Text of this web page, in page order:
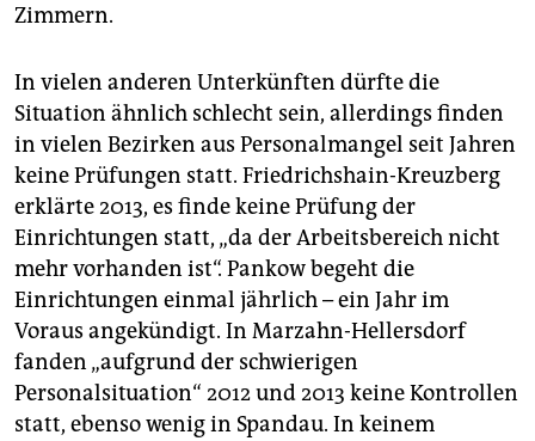
Zimmern.
In vielen anderen Unterkünften dürfte die
Situation ähnlich schlecht sein, allerdings finden
in vielen Bezirken aus Personalmangel seit Jahren
keine Prüfungen statt. Friedrichshain-Kreuzberg
erklärte 2013, es finde keine Prüfung der
Einrichtungen statt, „da der Arbeitsbereich nicht
mehr vorhanden ist“. Pankow begeht die
Einrichtungen einmal jährlich – ein Jahr im
Voraus angekündigt. In Marzahn-Hellersdorf
fanden „aufgrund der schwierigen
Personalsituation“ 2012 und 2013 keine Kontrollen
statt, ebenso wenig in Spandau. In keinem